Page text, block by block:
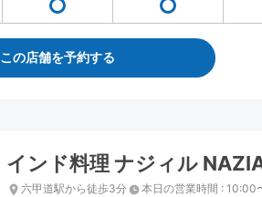
この店舗を予約する
インド料理 ナジィル
六甲道駅から徒歩3分 本日の営業時間 : 10:00